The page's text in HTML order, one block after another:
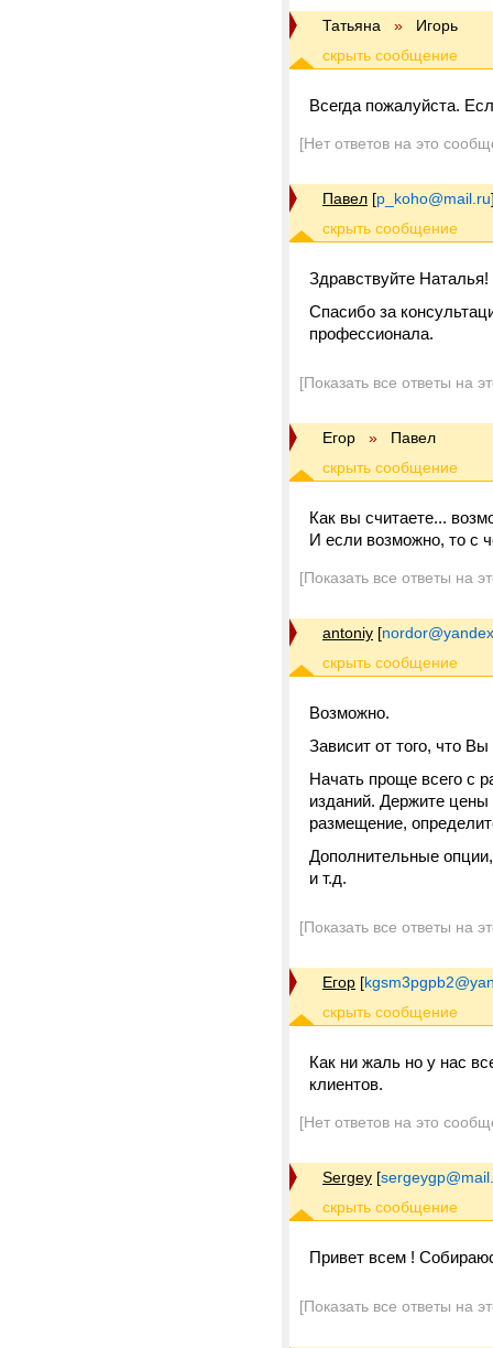
Татьяна » Игорь
Всегда пожалуйста.
[Нет ответов на это
Павел [p_koho@mail.ru
Здравствуйте Наталья!
Спасибо за
профессионала.
[Показать все ответы на
Егор » Павел
Как вы считаете...
И если возможно, то с
[Показать все ответы на
antoniy [
Возможно.
Зависит от того, что
Начать проще всего с
изданий. Держите
размещение,
Дополнительные
и т.д.
[Показать все ответы на
Егор [
Как ни жаль но у нас
клиентов.
[Нет ответов на это
Sergey [
Привет всем !
[Показать все ответы на